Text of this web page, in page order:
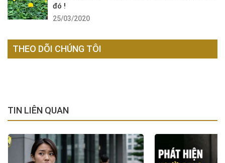
đó !
25/03/2020
THEO DÕI CHÚNG TÔI
TIN LIÊN QUAN